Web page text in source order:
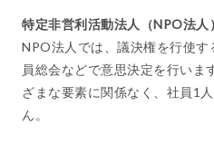
特定非営利活動法人（NPO法人）
NPO法人では、議決権を行使
員総会などで意思決定を行いま
ざまな要素に関係なく、社員1
ん。